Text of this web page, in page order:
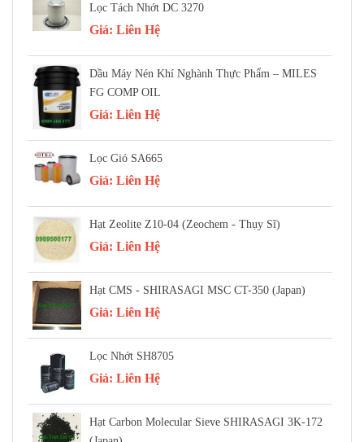
Lọc Tách Nhớt DC 3270
Giá: Liên Hệ
Dầu Máy Nén Khí Nghành Thực Phẩm – MILES
FG COMP OIL
Giá: Liên Hệ
Lọc Gió SA665
Giá: Liên Hệ
Hạt Zeolite Z10-04 (Zeochem - Thụy Sĩ)
Giá: Liên Hệ
Hạt CMS - SHIRASAGI MSC CT-350 (Japan)
Giá: Liên Hệ
Lọc Nhớt SH8705
Giá: Liên Hệ
Hạt Carbon Molecular Sieve SHIRASAGI 3K-172